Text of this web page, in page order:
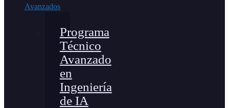
Avanzados
Programa
Técnico
Avanzado
en
Ingeniería
de IA